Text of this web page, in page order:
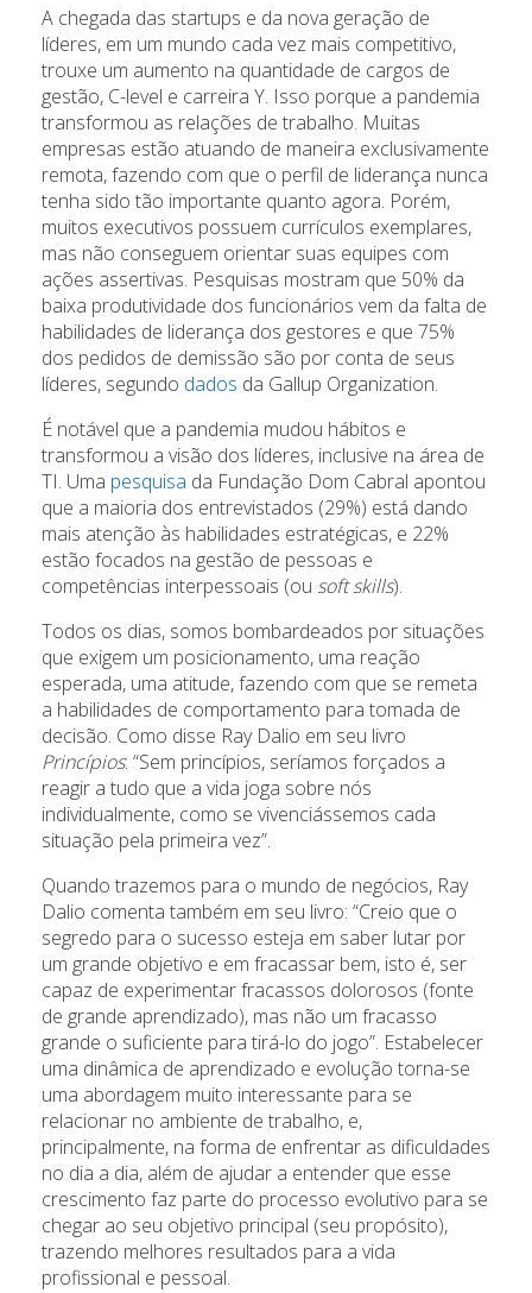
A chegada das startups e da nova geração de
líderes, em um mundo cada vez mais competitivo,
trouxe um aumento na quantidade de cargos de
gestão, C-level e carreira Y. Isso porque a pandemia
transformou as relações de trabalho. Muitas
empresas estão atuando de maneira exclusivamente
remota, fazendo com que o perfil de liderança nunca
tenha sido tão importante quanto agora. Porém,
muitos executivos possuem currículos exemplares,
mas não conseguem orientar suas equipes com
ações assertivas. Pesquisas mostram que 50% da
baixa produtividade dos funcionários vem da falta de
habilidades de liderança dos gestores e que 75%
dos pedidos de demissão são por conta de seus
líderes, segundo dados da Gallup Organization.
É notável que a pandemia mudou hábitos e
transformou a visão dos líderes, inclusive na área de
TI. Uma pesquisa da Fundação Dom Cabral apontou
que a maioria dos entrevistados (29%) está dando
mais atenção às habilidades estratégicas, e 22%
estão focados na gestão de pessoas e
competências interpessoais (ou soft skills).
Todos os dias, somos bombardeados por situações
que exigem um posicionamento, uma reação
esperada, uma atitude, fazendo com que se remeta
a habilidades de comportamento para tomada de
decisão. Como disse Ray Dalio em seu livro
Princípios: “Sem princípios, seríamos forçados a
reagir a tudo que a vida joga sobre nós
individualmente, como se vivenciássemos cada
situação pela primeira vez”.
Quando trazemos para o mundo de negócios, Ray
Dalio comenta também em seu livro: “Creio que o
segredo para o sucesso esteja em saber lutar por
um grande objetivo e em fracassar bem, isto é, ser
capaz de experimentar fracassos dolorosos (fonte
de grande aprendizado), mas não um fracasso
grande o suficiente para tirá-lo do jogo”. Estabelecer
uma dinâmica de aprendizado e evolução torna-se
uma abordagem muito interessante para se
relacionar no ambiente de trabalho, e,
principalmente, na forma de enfrentar as dificuldades
no dia a dia, além de ajudar a entender que esse
crescimento faz parte do processo evolutivo para se
chegar ao seu objetivo principal (seu propósito),
trazendo melhores resultados para a vida
profissional e pessoal.